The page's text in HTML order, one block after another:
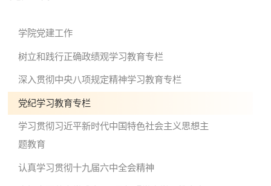
院长致词 学院简介 现任领导
院党委 院行政 院工会 教授委员会
学院党建工作
树立和践行正确政绩观学习教育专栏
深入贯彻中央八项规定精神学习教育专栏
党纪学习教育专栏
学习贯彻习近平新时代中国特色社会主义思想主
题教育
认真学习贯彻十九届六中全会精神